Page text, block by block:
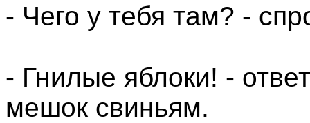
- Чего у тебя там? -
- Гнилые яблоки! -
мешок свиньям.